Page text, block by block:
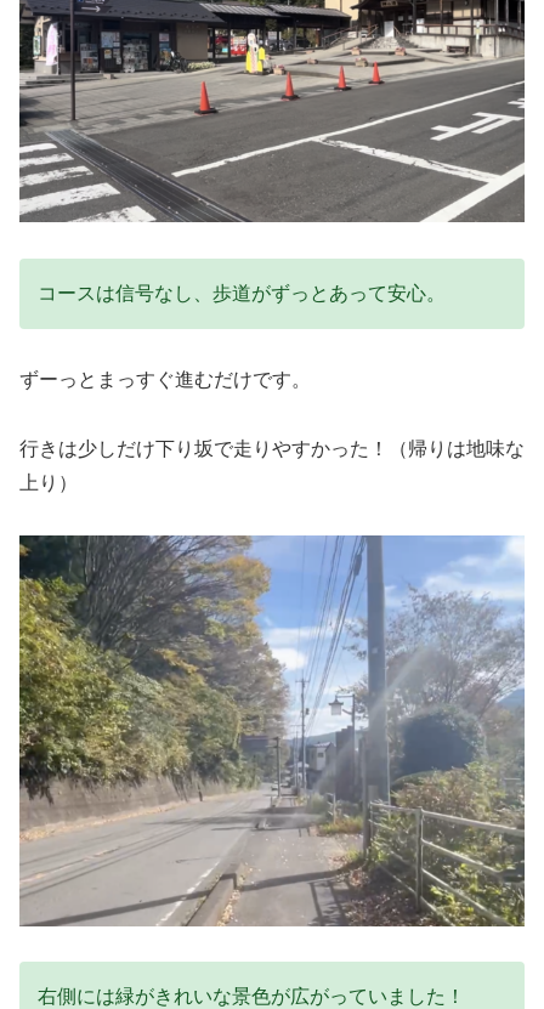
コースは信号なし、歩道がずっとあって安心。
ずーっとまっすぐ進むだけです。
行きは少しだけ下り坂で走りやすかった！（帰りは地味な
上り）
右側には緑がきれいな景色が広がっていました！